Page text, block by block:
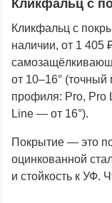
Кликфальц с
Кликфальц с
наличии, от 1
от 10–16°
профиля: Pro, Pro
Line — от 16°).
Покрытие — это
оцинкованной
и стойкость к УФ.